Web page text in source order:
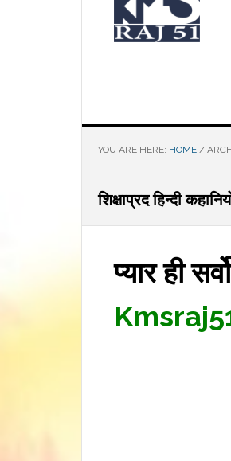
YOU ARE HERE: HOME /
शिक्षाप्रद हिन्दी
प्यार ही